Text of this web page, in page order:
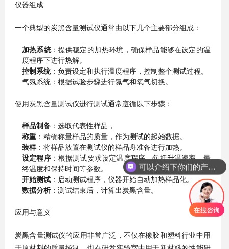
仪器组成
一个典型的炭黑含量测试仪通常由以下几个主要部分组成：
加热系统：提供稳定的加热环境，确保样品能够在设定的温
度程序下进行热解。
控制系统：负责设定和执行温度程序，控制整个测试过程。
气氛系统：根据试验步骤进行氮气和氧气切换。
使用炭黑含量测试仪进行测试通常遵循以下步骤：
样品制备：选取代表性样品，
称重：精确称量样品的质量，作为测试的起始数据。
装样：将样品放置在测试仪的样品舟准备进行加热。
设定程序：根据测试要求设定温度程序，包括升温速率、最
终温度和保持时间等参数。
开始测试：启动测试程序，仪器开始自动加热样品化。
数据分析：测试结束后，计算出炭黑含量。
应用与意义
炭黑含量测试仪的应用非常广泛，不仅在橡胶和塑料行业中用
可以介绍下你们的产品么？